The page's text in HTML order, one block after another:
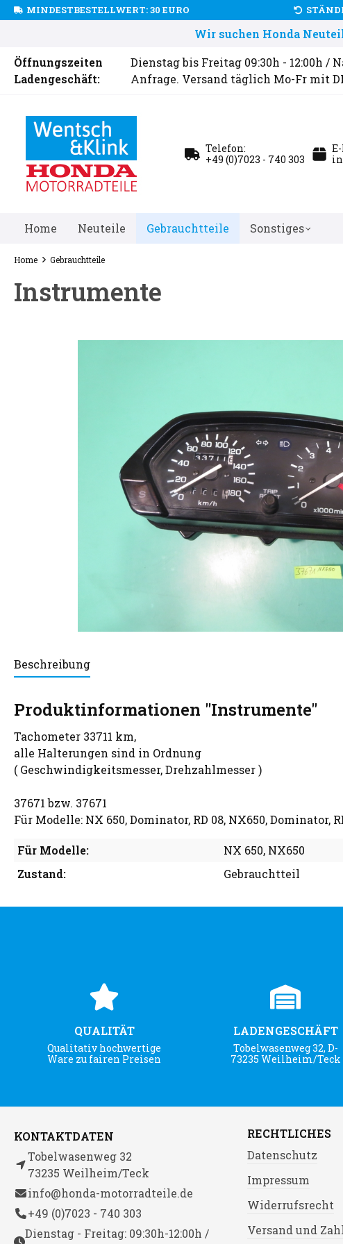
MINDESTBESTELLWERT: 30 EURO
Wir suchen Honda
Öffnungszeiten
Ladengeschäft:
Dienstag bis Freitag 09:30h - 12:00h /
Anfrage. Versand täglich Mo-Fr mit
Telefon:
+49 (0)7023 - 740 303
Home Neuteile Gebrauchtteile Sonstiges
Home Gebrauchtteile
Instrumente
Beschreibung
Produktinformationen "Instrumente"
Tachometer 33711 km,
alle Halterungen sind in Ordnung
( Geschwindigkeitsmesser, Drehzahlmesser )
37671 bzw. 37671
Für Modelle: NX 650, Dominator, RD 08, NX650, Dominator,
Für Modelle: NX 650, NX650
Zustand:
Gebrauchtteil
QUALITÄT
Qualitativ hochwertige
Ware zu fairen Preisen
LADENGESCHÄFT
Tobelwasenweg 32, D-
73235 Weilheim/Teck
KONTAKTDATEN
Tobelwasenweg 32
73235 Weilheim/Teck
info@honda-motorradteile.de
+49 (0)7023 - 740 303
Dienstag - Freitag: 09:30h-12:00h /
RECHTLICHES
Datenschutz
Impressum
Widerrufsrecht
Versand und